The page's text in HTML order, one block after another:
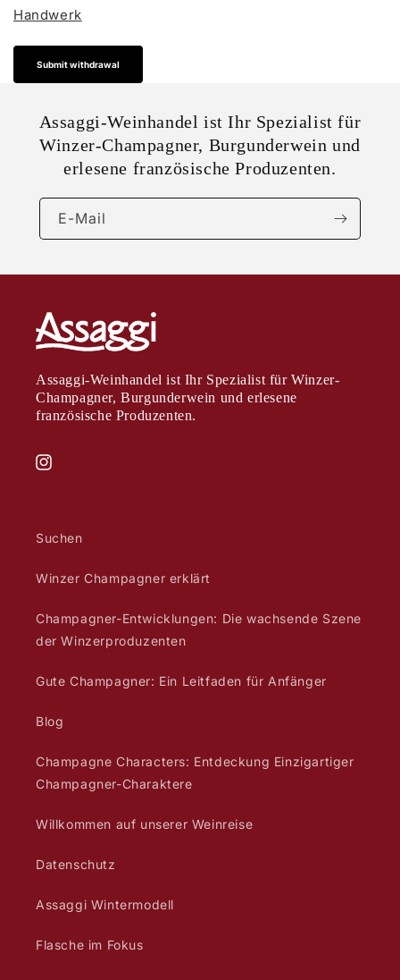
Handwerk
Submit withdrawal
Assaggi-Weinhandel ist Ihr Spezialist für
Winzer-Champagner, Burgunderwein und
erlesene französische Produzenten.
E-Mail
Assaggi-Weinhandel ist Ihr Spezialist für Winzer-
Champagner, Burgunderwein und erlesene
französische Produzenten.
Instagram
Suchen
Winzer Champagner erklärt
Champagner-Entwicklungen: Die wachsende Szene
der Winzerproduzenten
Gute Champagner: Ein Leitfaden für Anfänger
Blog
Champagne Characters: Entdeckung Einzigartiger
Champagner-Charaktere
Willkommen auf unserer Weinreise
Datenschutz
Assaggi Wintermodell
Flasche im Fokus